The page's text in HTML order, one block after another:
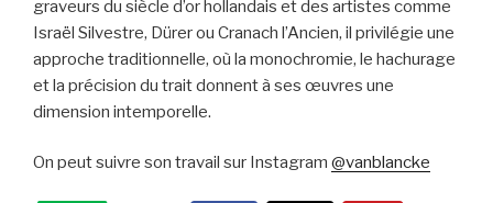
graveurs du siècle d’or hollandais et des artistes comme
Israël Silvestre, Dürer ou Cranach l’Ancien, il privilégie une
approche traditionnelle, où la monochromie, le hachurage
et la précision du trait donnent à ses œuvres une
dimension intemporelle.
On peut suivre son travail sur Instagram @vanblancke